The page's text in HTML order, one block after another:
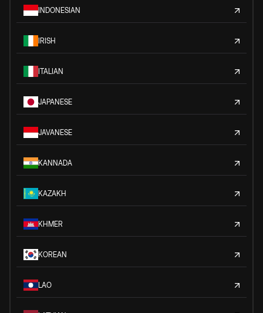
INDONESIAN
IRISH
ITALIAN
JAPANESE
JAVANESE
KANNADA
KAZAKH
KHMER
KOREAN
LAO